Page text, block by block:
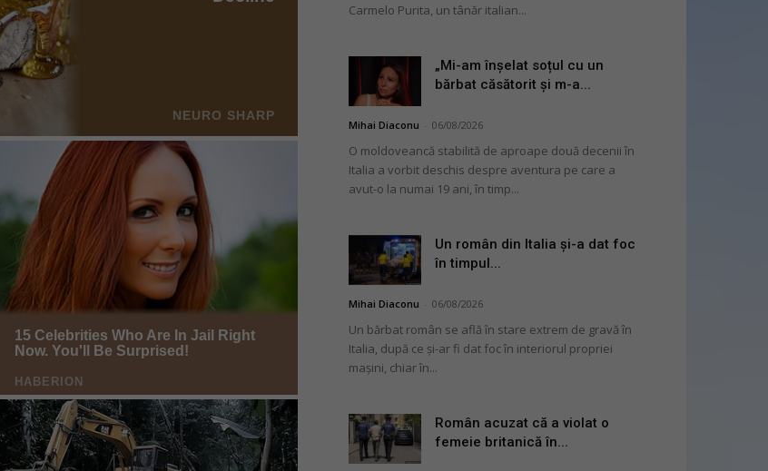
Carmelo Purita, un tânăr italian...
„Mi-am înșelat soțul cu un
bărbat căsătorit și m-a...
Mihai Diaconu 06/08/2026
O moldoveancă stabilită de aproape două decenii în
Italia a vorbit deschis despre aventura pe care a
avut-o la numai 19 ani, în timp...
Un român din Italia și-a dat foc
în timpul...
Mihai Diaconu 06/08/2026
Un bărbat român se află în stare extrem de gravă în
Italia, după ce și-ar fi dat foc în interiorul propriei
mașini, chiar în...
Român acuzat că a violat o
femeie britanică în...